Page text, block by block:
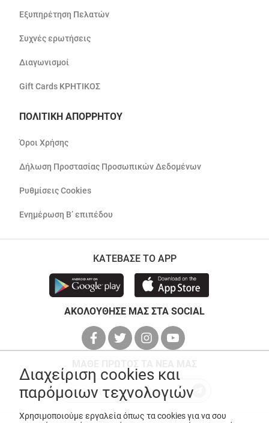
Εξυπηρέτηση Πελατών
Συχνές ερωτήσεις
Διαγωνισμοί
Gift Cards ΚΡΗΤΙΚΟΣ
ΠΟΛΙΤΙΚΗ ΑΠΟΡΡΗΤΟΥ
Όροι Χρήσης
Δήλωση Προστασίας Προσωπικών Δεδομένων
Ρυθμίσεις Cookies
Ενημέρωση Β’ επιπέδου
ΚΑΤΕΒΑΣΕ ΤΟ APP
ΑΚΟΛΟΥΘΗΣΕ ΜΑΣ ΣΤΑ SOCIAL
Διαχείριση cookies και
παρόμοιων τεχνολογιών
Χρησιμοποιούμε εργαλεία όπως τα cookies για να σου